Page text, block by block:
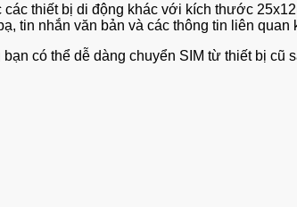
thiết bị di động khác với kích thước
tin nhắn văn bản và các thông tin liên quan
có thể dễ dàng chuyển SIM từ thiết bị cũ